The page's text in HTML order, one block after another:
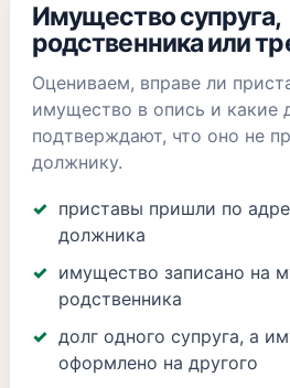
Имущество супруга,
родственника или
Оцениваем, вправе ли
имущество в опись и какие
подтверждают, что оно не
должнику.
приставы пришли по
должника
имущество записано на
родственника
долг одного супруга, а
оформлено на другого